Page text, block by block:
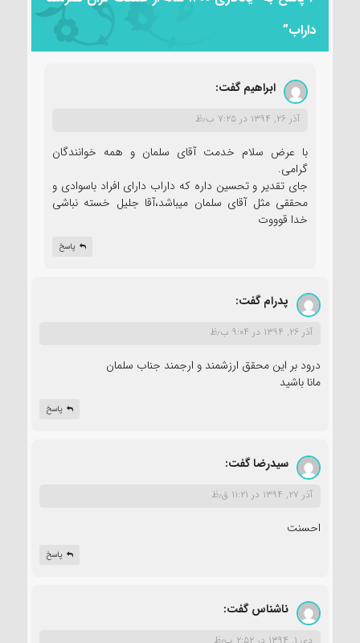
داراب”
ابراهیم گفت:
آذر ۲۶, ۱۳۹۴ در ۷:۲۵ ب٫ظ
با عرض سلام خدمت آقای سلمان و همه خوانندگان
گرامی.
جای تقدیر و تحسین داره که داراب دارای افراد باسوادی و
محققی مثل آقای سلمان میباشد،آقا جلیل خسته نباشی
خدا قوووت
پاسخ
پدرام گفت:
آذر ۲۶, ۱۳۹۴ در ۹:۰۴ ب٫ظ
درود بر این محقق ارزشمند و ارجمند جناب سلمان
مانا باشید
پاسخ
سیدرضا گفت:
آذر ۲۷, ۱۳۹۴ در ۱۱:۲۱ ق٫ظ
احسنت
پاسخ
ناشناس گفت: